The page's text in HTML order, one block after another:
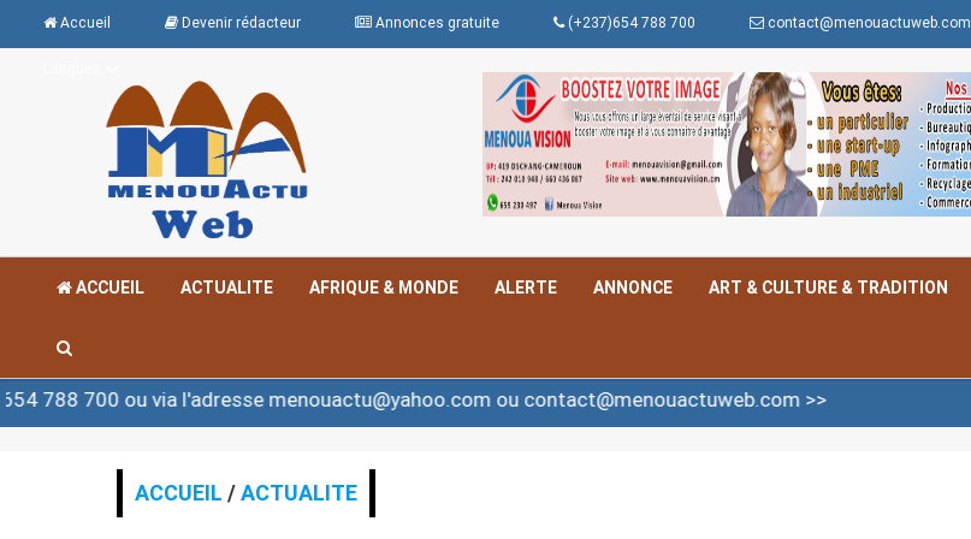
Accueil Devenir rédacteur Annonces gratuite (+237)654 788 700 contact@menouactuweb.com
ACCUEIL ACTUALITE AFRIQUE & MONDE ALERTE ANNONCE ART & CULTURE & TRADITION
l'adresse menouactu@yahoo.com ou contact@menouactuweb.com >>
ACCUEIL /ACTUALITE